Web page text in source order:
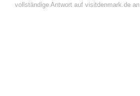
vollständige Antwort auf visitdenmark.de an